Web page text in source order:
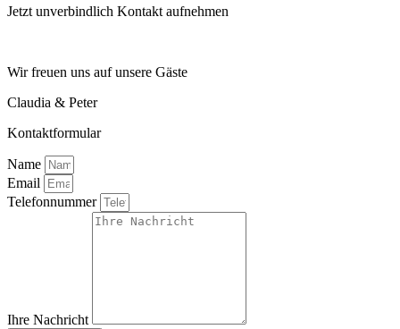
Jetzt unverbindlich Kontakt aufnehmen
Wir freuen uns auf unsere Gäste
Claudia & Peter
Kontaktformular
Name
Email
Telefonnummer
Ihre Nachricht